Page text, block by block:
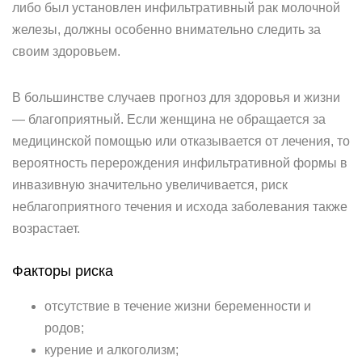
либо был установлен инфильтративный рак молочной
железы, должны особенно внимательно следить за
своим здоровьем.
В большинстве случаев прогноз для здоровья и жизни
— благоприятный. Если женщина не обращается за
медицинской помощью или отказывается от лечения, то
вероятность перерождения инфильтративной формы в
инвазивную значительно увеличивается, риск
неблагоприятного течения и исхода заболевания также
возрастает.
Факторы риска
отсутствие в течение жизни беременности и
родов;
курение и алкоголизм;